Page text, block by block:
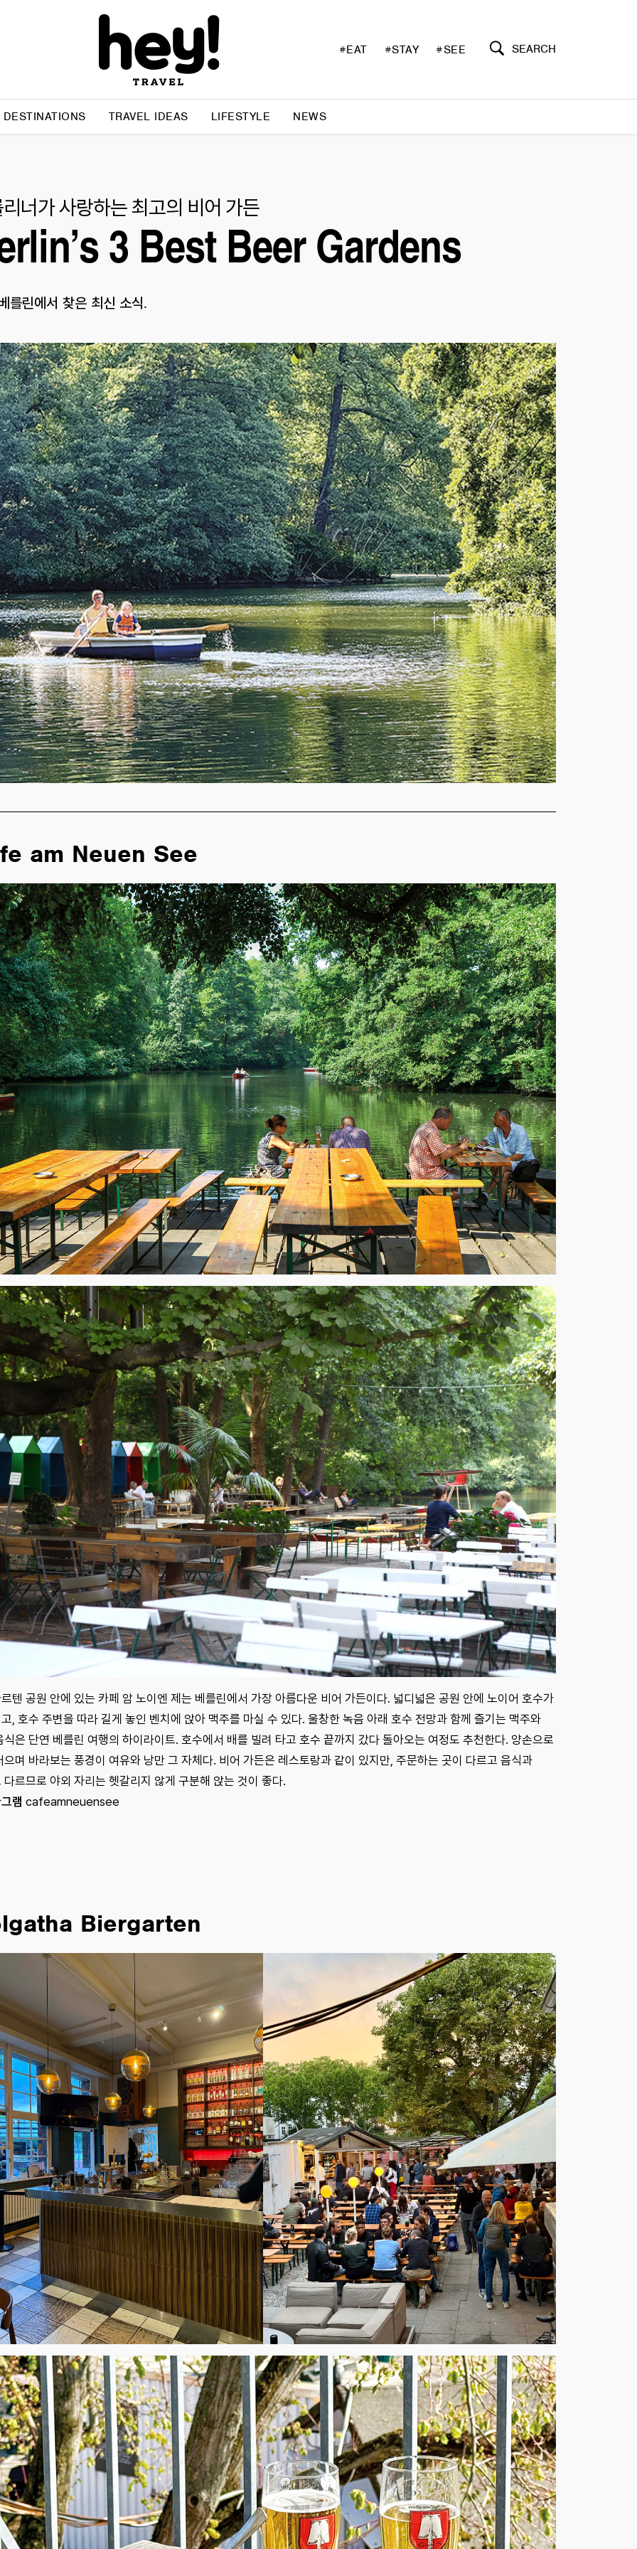
#EAT #STAY #SEE SEARCH
DESTINATIONS TRAVEL IDEAS LIFESTYLE NEWS
너가 사랑하는 최고의 비어 가든
3 Best Beer Gardens
를린에서 찾은 최신 소식.
am Neuen See
텐 공원 안에 있는 카페 암 노이엔 제는 베를린에서 가장 아름다운 비어 가든이다. 넓디넓은 공원 안에 노이어 호수가
, 호수 주변을 따라 길게 놓인 벤치에 앉아 맥주를 마실 수 있다. 울창한 녹음 아래 호수 전망과 함께 즐기는 맥주와
식은 단연 베를린 여행의 하이라이트. 호수에서 배를 빌려 타고 호수 끝까지 갔다 돌아오는 여정도 추천한다. 양손으로
으며 바라보는 풍경이 여유와 낭만 그 자체다. 비어 가든은 레스토랑과 같이 있지만, 주문하는 곳이 다르고 음식과
다르므로 야외 자리는 헷갈리지 않게 구분해 앉는 것이 좋다.
램 cafeamneuensee
Biergarten